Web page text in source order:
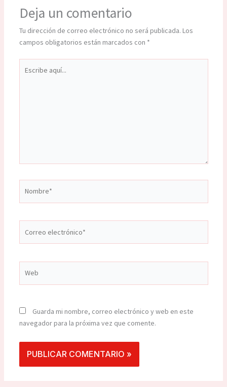
Deja un comentario
Tu dirección de correo electrónico no será publicada. Los
campos obligatorios están marcados con *
aquí...
electrónico*
Guarda mi nombre, correo electrónico y web en este
navegador para la próxima vez que comente.